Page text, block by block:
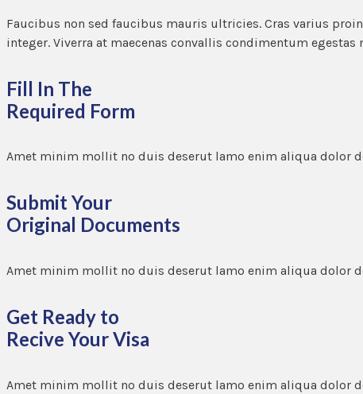
Faucibus non sed faucibus mauris ultricies. Cras varius
integer. Viverra at maecenas convallis condimentum
Fill In The
Required Form
Amet minim mollit no duis deserut lamo enim aliqua dolor
Submit Your
Original Documents
Amet minim mollit no duis deserut lamo enim aliqua dolor
Get Ready to
Recive Your Visa
Amet minim mollit no duis deserut lamo enim aliqua dolor